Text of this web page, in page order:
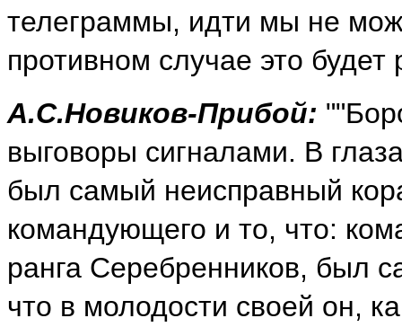
телеграммы, идти мы не
противном случае это
А.С.Новиков-Прибой:
выговоры сигналами. В
был самый неисправный
командующего и то, что:
ранга Серебренников, был
что в молодости своей он,